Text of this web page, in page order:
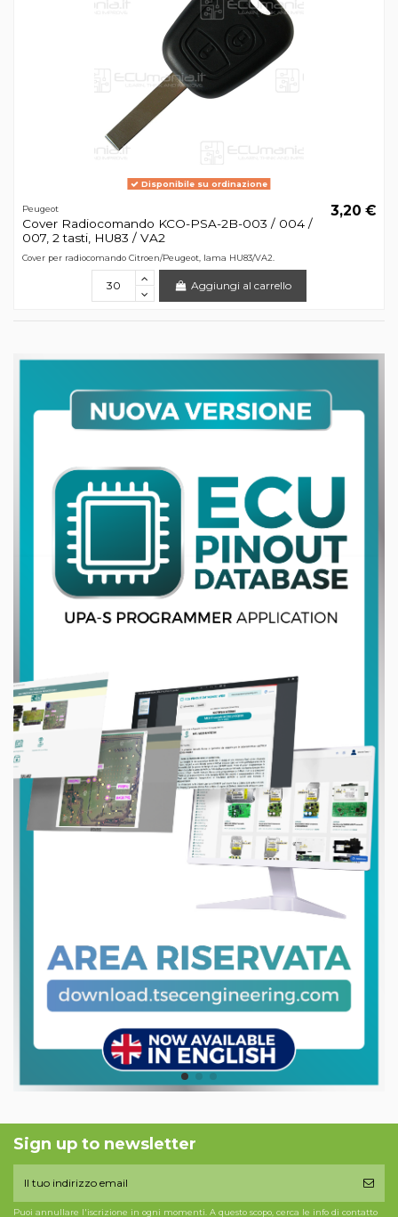
Disponibile su ordinazione
Peugeot
Cover Radiocomando KCO-PSA-2B-003 / 004 /
007, 2 tasti, HU83 / VA2
3,20 €
Cover per radiocomando Citroen/Peugeot, lama HU83/VA2.
Aggiungi al carrello
Sign up to newsletter
Puoi annullare l'iscrizione in ogni momenti. A questo scopo, cerca le info di contatto